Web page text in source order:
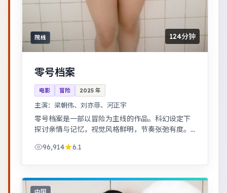
院线 124分钟
零号档案
电影 冒险 2025 年
主演： 梁朝伟、刘亦菲、河正宇
零号档案是一部以冒险为主线的作品。科幻设定下
探讨亲情与记忆，视觉风格鲜明，节奏张弛有度。
观看。
96,914 6.1